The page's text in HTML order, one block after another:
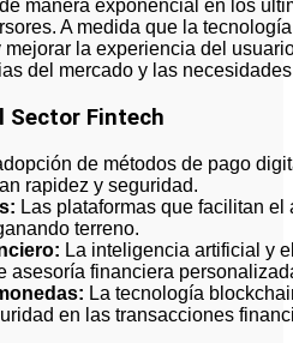
manera exponencial en los
A medida que la
la experiencia del
del mercado y las
Sector Fintech
de métodos de pago
rapidez y seguridad.
Las plataformas que facilitan
terreno.
La inteligencia artificial y
asesoría financiera
La tecnología
en las transacciones